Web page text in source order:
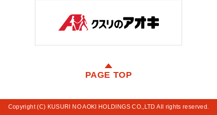
PAGE TOP
Copyright (C) KUSURI NO AOKI HOLDINGS CO.,LTD All rights reserved.